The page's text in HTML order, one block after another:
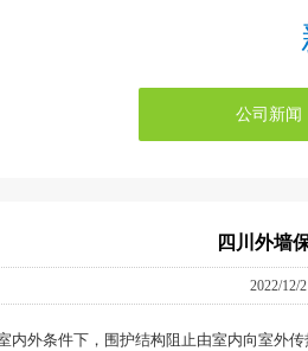
公司新闻
四川外墙
2022/
内外条件下，围护结构阻止由室内向室外